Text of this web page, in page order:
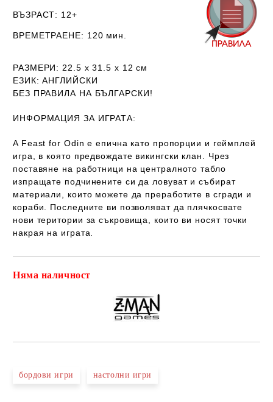
ВЪЗРАСТ: 12+
ВРЕМЕТРАЕНЕ: 120 мин.
РАЗМЕРИ: 22.5 х 31.5 х 12см
ЕЗИК: АНГЛИЙСКИ
БЕЗ ПРАВИЛА НА БЪЛГАРСКИ!
ИНФОРМАЦИЯ ЗА ИГРАТА:
A Feast for Odin e епична като пропорции и геймплей
игра, в която предвождате викингски клан. Чрез
поставяне на работници на централното табло
изпращате подчинените си да ловуват и събират
материали, които можете да преработите в сгради и
кораби. Последните ви позволяват да плячкосвате
нови територии за съкровища, които ви носят точки
накрая на играта.
Няма наличност
бордови игри настолни игри